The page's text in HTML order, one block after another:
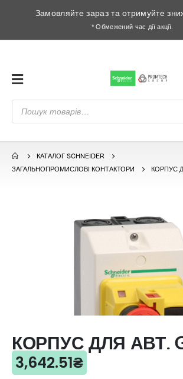
Замовляйте зараз та отримуйте
* Обмежений час дії акції.
Пошук
товарів
КАТАЛОГ SCHNEIDER
ЗАГАЛЬНОПРОМИСЛОВІ КОНТАКТОРИ
КОРПУС
КОРПУС ДЛЯ АВТ.
3,642.51₴